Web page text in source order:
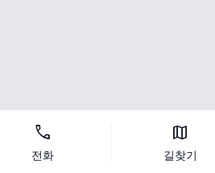
call
전화
map
길찾기